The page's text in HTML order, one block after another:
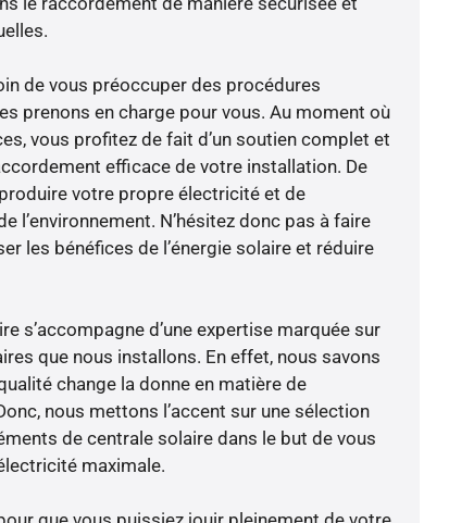
de vous préoccuper des procédures
prenons en charge pour vous. Au moment où
vous profitez de fait d’un soutien complet et
efficace de votre installation. De
votre propre électricité et de
l’environnement. N’hésitez donc pas à faire
les bénéfices de l’énergie solaire et réduire
s’accompagne d’une expertise marquée sur
que nous installons. En effet, nous savons
change la donne en matière de
nous mettons l’accent sur une sélection
de centrale solaire dans le but de vous
maximale.